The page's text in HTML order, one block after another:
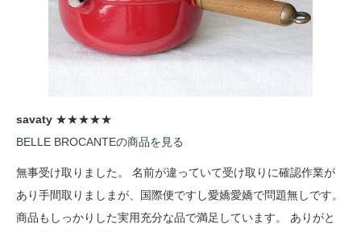
savaty ★★★★★
BELLE BROCANTEの商品を見る
無事受け取りました。 名前が違っていて受け取りに確認作業が
あり手間取りましまが、国際便ですし愛嬌愛嬌で問題無しです。
商品もしっかりした実用充分な品で満足しています。 ありがと